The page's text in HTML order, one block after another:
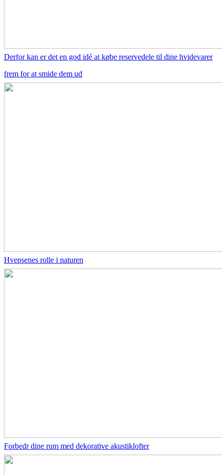
Derfor kan er det en god idé at købe reservedele til dine hvidevarer
frem for at smide dem ud
Hvepsenes rolle i naturen
Forbedr dine rum med dekorative akustiklofter